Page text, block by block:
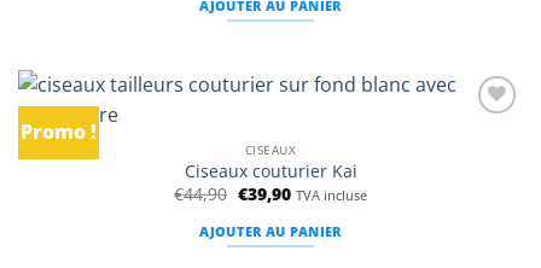
était :
€14,90.
est :
€11,90.
AJOUTER AU PANIER
Promo !
CISEAUX
Ciseaux couturier Kai
€44,90 Le
prix
initial
était :
€44,90.
€39,90Le
prix
actuel
est :
€39,90.
TVA incluse
AJOUTER AU PANIER